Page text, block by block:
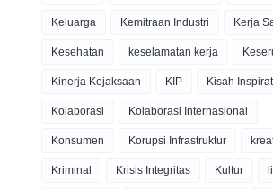
Keluarga Kemitraan Industri Kerja
Kesehatan keselamatan kerja
Kinerja Kejaksaan KIP Kisah
Kolaborasi Kolaborasi Internasional
Konsumen Korupsi Infrastruktur
Kriminal Krisis Integritas Kultur